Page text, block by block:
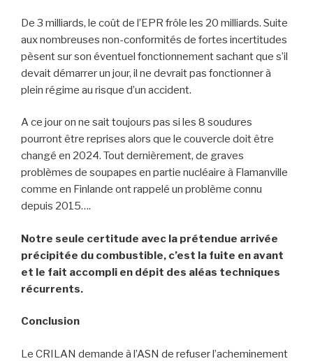
De 3 milliards, le coût de l’EPR frôle les 20 milliards. Suite
aux nombreuses non-conformités de fortes incertitudes
pèsent sur son éventuel fonctionnement sachant que s’il
devait démarrer un jour, il ne devrait pas fonctionner à
plein régime au risque d’un accident.
A ce jour on ne sait toujours pas si les 8 soudures
pourront être reprises alors que le couvercle doit être
changé en 2024. Tout dernièrement, de graves
problèmes de soupapes en partie nucléaire à Flamanville
comme en Finlande ont rappelé un problème connu
depuis 2015….
Notre seule certitude avec la prétendue arrivée
précipitée du combustible, c’est la fuite en avant
et le fait accompli en dépit des aléas techniques
récurrents.
Conclusion
Le CRILAN demande à l’ASN de refuser l’acheminement